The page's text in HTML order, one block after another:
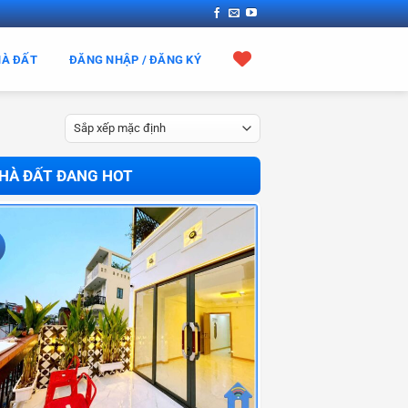
ĐẤT ĐĂNG NHẬP / ĐĂNG KÝ
ĐẤT ĐANG HOT